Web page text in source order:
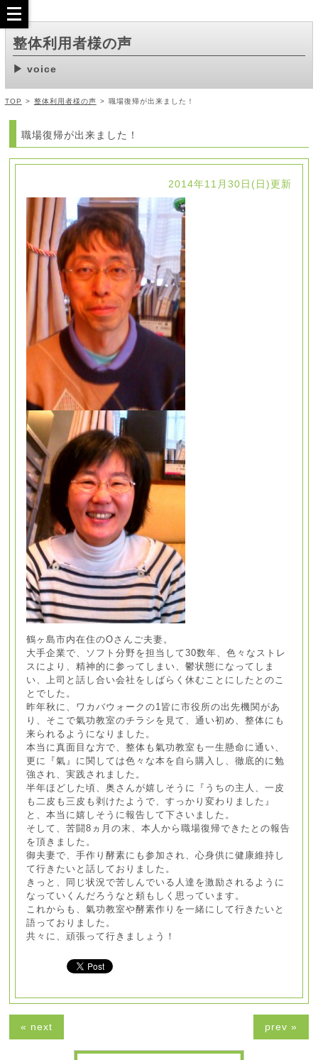
整体利用者様の声
voice
TOP > 整体利用者様の声 > 職場復帰が出来ました！
職場復帰が出来ました！
2014年11月30日(日)更新
鶴ヶ島市内在住のOさんご夫妻。
大手企業で、ソフト分野を担当して30数年、色々なストレ
スにより、精神的に参ってしまい、鬱状態になってしま
い、上司と話し合い会社をしばらく休むことにしたとのこ
とでした。
昨年秋に、ワカバウォークの1皆に市役所の出先機関があ
り、そこで氣功教室のチラシを見て、通い初め、整体にも
来られるようになりました。
本当に真面目な方で、整体も氣功教室も一生懸命に通い、
更に『氣』に関しては色々な本を自ら購入し、徹底的に勉
強され、実践されました。
半年ほどした頃、奥さんが嬉しそうに『うちの主人、一皮
も二皮も三皮も剥けたようで、すっかり変わりました』
と、本当に嬉しそうに報告して下さいました。
そして、苦闘8ヵ月の末、本人から職場復帰できたとの報告
を頂きました。
御夫妻で、手作り酵素にも参加され、心身供に健康維持し
て行きたいと話しておりました。
きっと、同じ状況で苦しんでいる人達を激励されるように
なっていくんだろうなと頼もしく思っています。
これからも、氣功教室や酵素作りを一緒にして行きたいと
語っておりました。
共々に、頑張って行きましょう！
« next prev »